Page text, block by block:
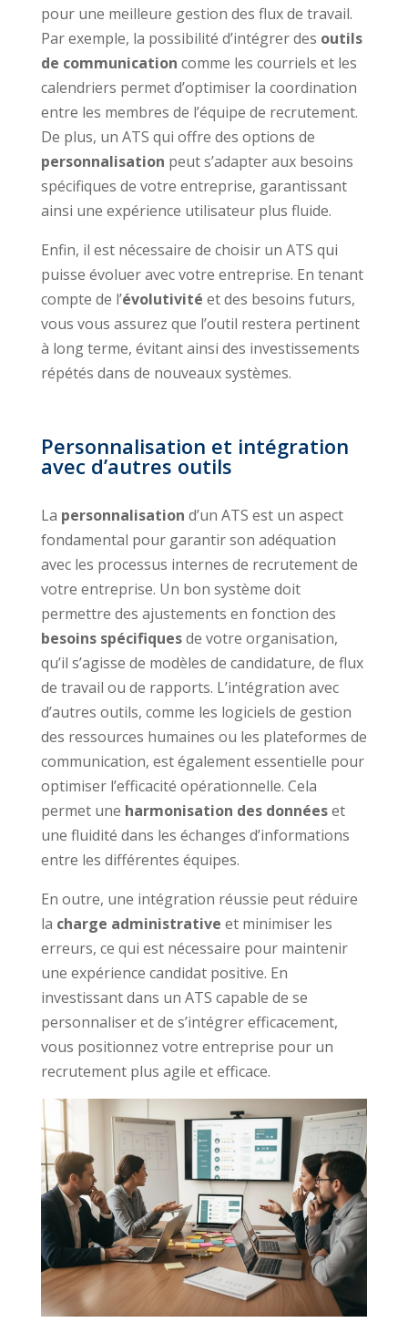
pour une meilleure gestion des flux de travail.
Par exemple, la possibilité d’intégrer des outils
de communication comme les courriels et les
calendriers permet d’optimiser la coordination
entre les membres de l’équipe de recrutement.
De plus, un ATS qui offre des options de
personnalisation peut s’adapter aux besoins
spécifiques de votre entreprise, garantissant
ainsi une expérience utilisateur plus fluide.
Enfin, il est nécessaire de choisir un ATS qui
puisse évoluer avec votre entreprise. En tenant
compte de l’évolutivité et des besoins futurs,
vous vous assurez que l’outil restera pertinent
à long terme, évitant ainsi des investissements
répétés dans de nouveaux systèmes.
Personnalisation et intégration
avec d’autres outils
La personnalisation d’un ATS est un aspect
fondamental pour garantir son adéquation
avec les processus internes de recrutement de
votre entreprise. Un bon système doit
permettre des ajustements en fonction des
besoins spécifiquesde votre organisation,
qu’il s’agisse de modèles de candidature, de flux
de travail ou de rapports. L’intégration avec
d’autres outils, comme les logiciels de gestion
des ressources humaines ou les plateformes de
communication, est également essentielle pour
optimiser l’efficacité opérationnelle. Cela
permet une harmonisation des donnéeset
une fluidité dans les échanges d’informations
entre les différentes équipes.
En outre, une intégration réussie peut réduire
la charge administrative et minimiser les
erreurs, ce qui est nécessaire pour maintenir
une expérience candidat positive. En
investissant dans un ATS capable de se
personnaliser et de s’intégrer efficacement,
vous positionnez votre entreprise pour un
recrutement plus agile et efficace.